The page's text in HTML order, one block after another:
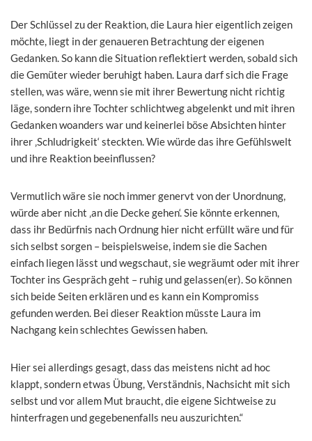
Der Schlüssel zu der Reaktion, die Laura hier eigentlich zeigen
möchte, liegt in der genaueren Betrachtung der eigenen
Gedanken. So kann die Situation reflektiert werden, sobald sich
die Gemüter wieder beruhigt haben. Laura darf sich die Frage
stellen, was wäre, wenn sie mit ihrer Bewertung nicht richtig
läge, sondern ihre Tochter schlichtweg abgelenkt und mit ihren
Gedanken woanders war und keinerlei böse Absichten hinter
ihrer ‚Schludrigkeit‘ steckten. Wie würde das ihre Gefühlswelt
und ihre Reaktion beeinflussen?
Vermutlich wäre sie noch immer genervt von der Unordnung,
würde aber nicht ‚an die Decke gehen‘. Sie könnte erkennen,
dass ihr Bedürfnis nach Ordnung hier nicht erfüllt wäre und für
sich selbst sorgen – beispielsweise, indem sie die Sachen
einfach liegen lässt und wegschaut, sie wegräumt oder mit ihrer
Tochter ins Gespräch geht – ruhig und gelassen(er). So können
sich beide Seiten erklären und es kann ein Kompromiss
gefunden werden. Bei dieser Reaktion müsste Laura im
Nachgang kein schlechtes Gewissen haben.
Hier sei allerdings gesagt, dass das meistens nicht ad hoc
klappt, sondern etwas Übung, Verständnis, Nachsicht mit sich
selbst und vor allem Mut braucht, die eigene Sichtweise zu
hinterfragen und gegebenenfalls neu auszurichten.“